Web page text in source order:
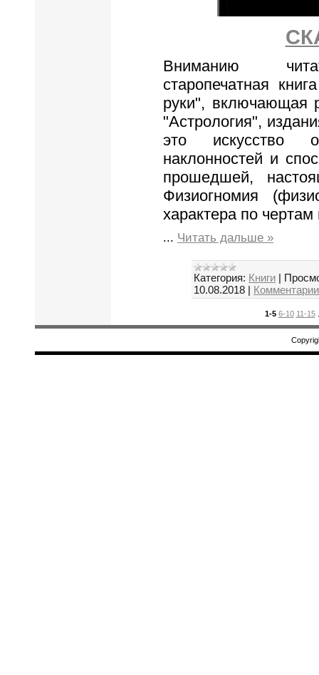
Вниманию
старопечатная
руки", включающая
"Астрология",
это искусство
наклонностей и
прошедшей,
Физиогномия
характера по
... Читать дальше »
Категория: Книги |
10.08.2018 |
1-5 6-10 11-15